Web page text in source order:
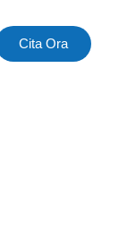
Cita Ora